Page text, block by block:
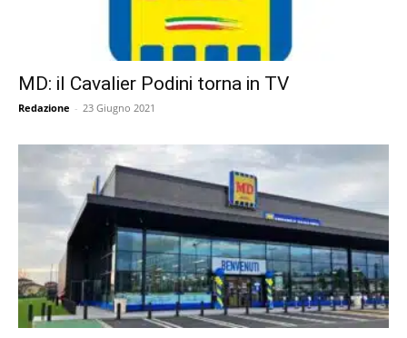
MD: il Cavalier Podini torna in TV
Redazione - 23 Giugno 2021